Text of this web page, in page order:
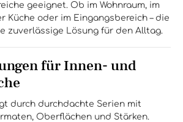
geeignet. Ob im Wohnraum, im
Küche oder im Eingangsbereich – die
zuverlässige Lösung für den Alltag.
für Innen- und
durch durchdachte Serien mit
Oberflächen und Stärken.